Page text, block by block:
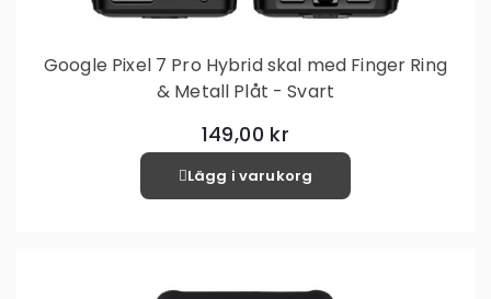
Google Pixel 7 Pro Hybrid skal med Finger Ring
& Metall Plåt - Svart
149,00 kr
Lägg i varukorg